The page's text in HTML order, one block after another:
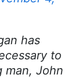
has
to
man, John